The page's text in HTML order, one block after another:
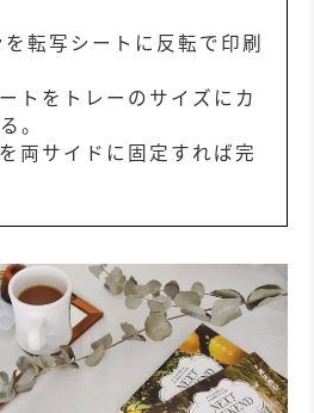
転写シートに反転で印刷
トをトレーのサイズにカ
。
両サイドに固定すれば完